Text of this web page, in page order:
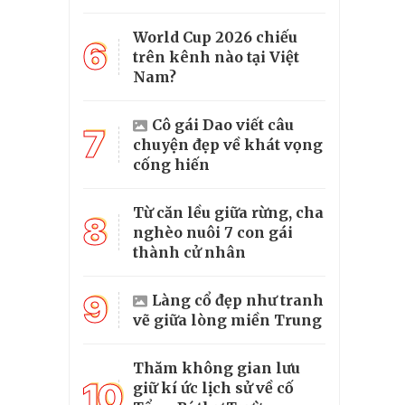
6
World Cup 2026 chiếu
trên kênh nào tại Việt
Nam?
7
Cô gái Dao viết câu
chuyện đẹp về khát vọng
cống hiến
8
Từ căn lều giữa rừng, cha
nghèo nuôi 7 con gái
thành cử nhân
9
Làng cổ đẹp như tranh
vẽ giữa lòng miền Trung
Thăm không gian lưu
giữ kí ức lịch sử về cố